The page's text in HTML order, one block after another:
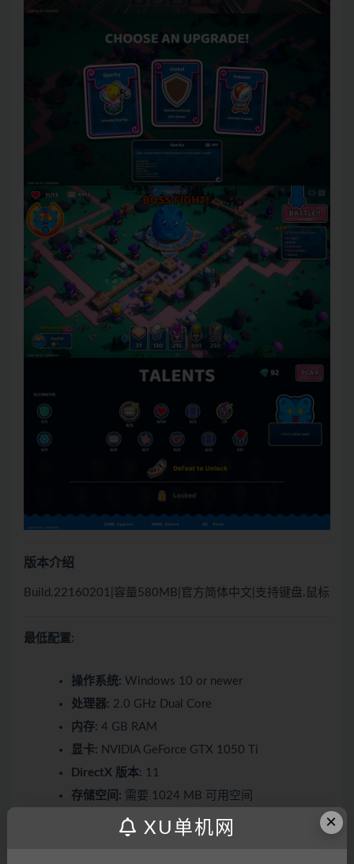
版本介绍
Build.22160201|容量580MB|官方简体中文|支持键盘.鼠标
最低配置:
操作系统: Windows 10 or newer
处理器: 2.0 GHz Dual Core
内存: 4 GB RAM
显卡: NVIDIA GeForce GTX 1050 Ti
DirectX 版本: 11
存储空间: 需要 1024 MB 可用空间
Windows compatible sound card ×
XU单机网